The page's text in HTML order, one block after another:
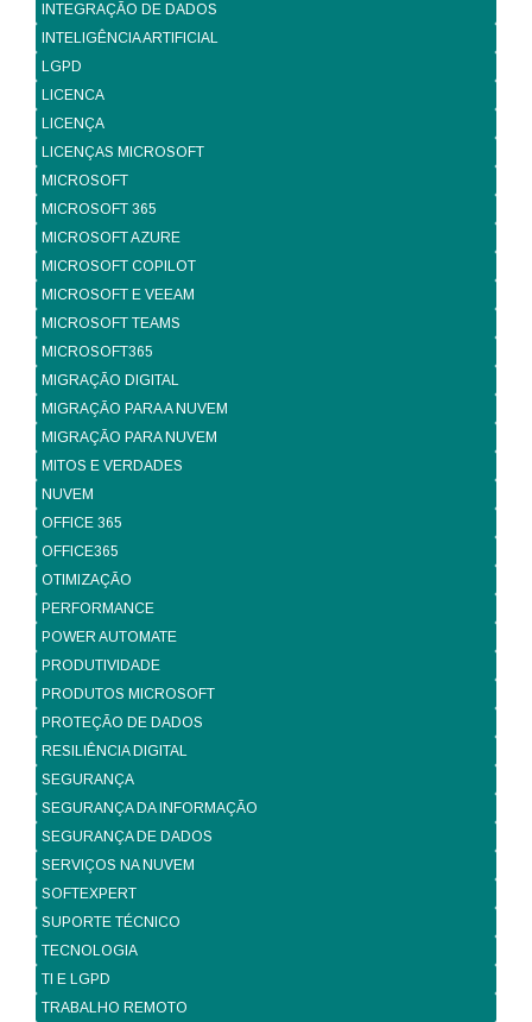
INTEGRAÇÃO DE DADOS
INTELIGÊNCIA ARTIFICIAL
LGPD
LICENCA
LICENÇA
LICENÇAS MICROSOFT
MICROSOFT
MICROSOFT 365
MICROSOFT AZURE
MICROSOFT COPILOT
MICROSOFT E VEEAM
MICROSOFT TEAMS
MICROSOFT365
MIGRAÇÃO DIGITAL
MIGRAÇÃO PARA A NUVEM
MIGRAÇÃO PARA NUVEM
MITOS E VERDADES
NUVEM
OFFICE 365
OFFICE365
OTIMIZAÇÃO
PERFORMANCE
POWER AUTOMATE
PRODUTIVIDADE
PRODUTOS MICROSOFT
PROTEÇÃO DE DADOS
RESILIÊNCIA DIGITAL
SEGURANÇA
SEGURANÇA DA INFORMAÇÃO
SEGURANÇA DE DADOS
SERVIÇOS NA NUVEM
SOFTEXPERT
SUPORTE TÉCNICO
TECNOLOGIA
TI E LGPD
TRABALHO REMOTO